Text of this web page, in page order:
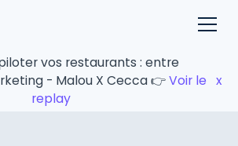
vos restaurants : entre
- Malou X Cecca 👉Voir le
replay
x